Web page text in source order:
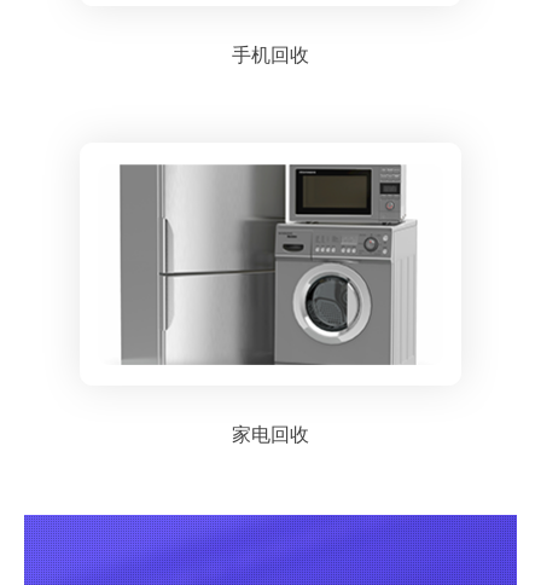
手机回收
家电回收